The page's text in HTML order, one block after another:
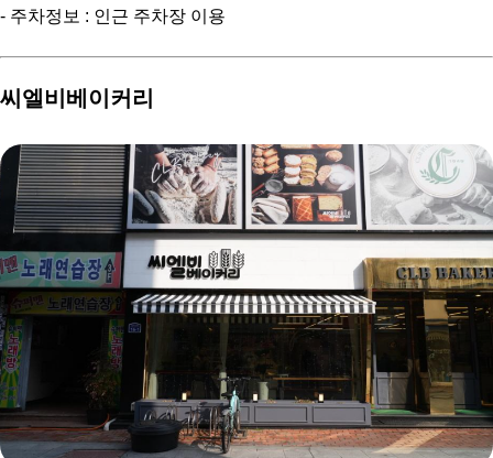
- 주차정보 : 인근 주차장 이용
씨엘비베이커리